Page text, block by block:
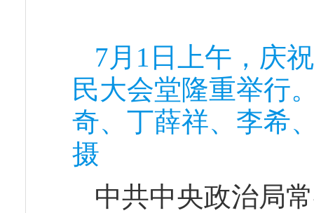
7月1日上午，庆
民大会堂隆重举行
奇、丁薛祥、李希
摄
中共中央政治局